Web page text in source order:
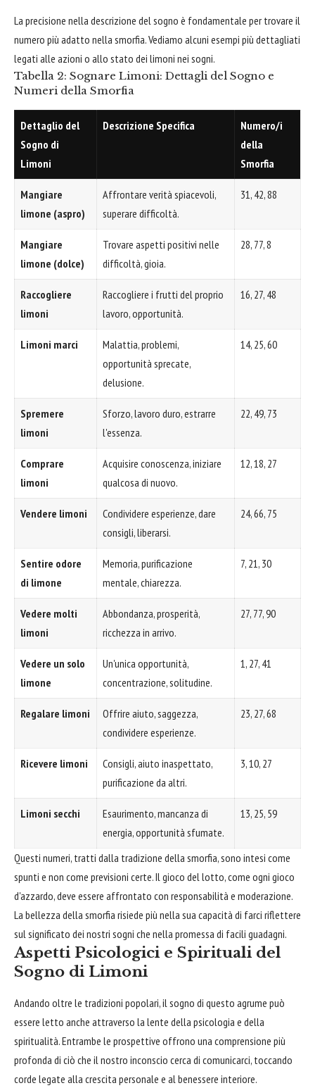
La precisione nella descrizione del sogno è fondamentale per trovare il
numero più adatto nella smorfia. Vediamo alcuni esempi più dettagliati
legati alle azioni o allo stato dei limoni nei sogni.
Tabella 2: Sognare Limoni: Dettagli del Sogno e
Numeri della Smorfia
Dettaglio del
Sogno di
Limoni
Descrizione Specifica
Numero/i
della
Smorfia
Mangiare
limone (aspro)
Affrontare verità spiacevoli,
superare difficoltà.
31, 42, 88
Mangiare
limone (dolce)
Trovare aspetti positivi nelle
difficoltà, gioia.
28, 77, 8
Raccogliere
limoni
Raccogliere i frutti del proprio
lavoro, opportunità.
16, 27, 48
Limoni marci
Malattia, problemi,
opportunità sprecate,
delusione.
14, 25, 60
Spremere
limoni
Sforzo, lavoro duro, estrarre
l'essenza.
22, 49, 73
Comprare
limoni
Acquisire conoscenza, iniziare
qualcosa di nuovo.
12, 18, 27
Vendere limoni
Condividere esperienze, dare
consigli, liberarsi.
24, 66, 75
Sentire odore
di limone
Memoria, purificazione
mentale, chiarezza.
7, 21, 30
Vedere molti
limoni
Abbondanza, prosperità,
ricchezza in arrivo.
27, 77, 90
Vedere un solo
limone
Un'unica opportunità,
concentrazione, solitudine.
1, 27, 41
Regalare limoni
Offrire aiuto, saggezza,
condividere esperienze.
23, 27, 68
Ricevere limoni
Consigli, aiuto inaspettato,
purificazione da altri.
3, 10, 27
Limoni secchi
Esaurimento, mancanza di
energia, opportunità sfumate.
13, 25, 59
Questi numeri, tratti dalla tradizione della smorfia, sono intesi come
spunti e non come previsioni certe. Il gioco del lotto, come ogni gioco
d'azzardo, deve essere affrontato con responsabilità e moderazione.
La bellezza della smorfia risiede più nella sua capacità di farci riflettere
sul significato dei nostri sogni che nella promessa di facili guadagni.
Aspetti Psicologici e Spirituali del
Sogno di Limoni
Andando oltre le tradizioni popolari, il sogno di questo agrume può
essere letto anche attraverso la lente della psicologia e della
spiritualità. Entrambe le prospettive offrono una comprensione più
profonda di ciò che il nostro inconscio cerca di comunicarci, toccando
corde legate alla crescita personale e al benessere interiore.